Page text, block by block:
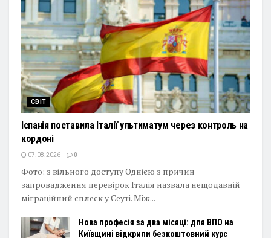
СВІТ
Іспанія поставила Італії ультиматум через контроль на
кордоні
07.08.2026 0
Фото: з вільного доступу Однією з причин
запровадження перевірок Італія назвала нещодавній
міграційний сплеск у Сеуті. Між...
Нова професія за два місяці: для ВПО на
Київщині відкрили безкоштовний курс